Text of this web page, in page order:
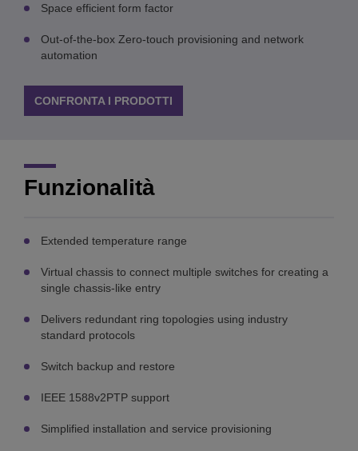
Space efficient form factor
Out-of-the-box Zero-touch provisioning and network
automation
CONFRONTA I PRODOTTI
Funzionalità
Extended temperature range
Virtual chassis to connect multiple switches for creating a
single chassis-like entry
Delivers redundant ring topologies using industry
standard protocols
Switch backup and restore
IEEE 1588v2PTP support
Simplified installation and service provisioning